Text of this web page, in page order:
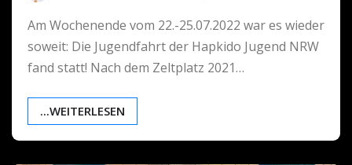
Am Wochenende vom 22.-25.07.2022 war es wieder
soweit: Die Jugendfahrt der Hapkido Jugend NRW
fand statt! Nach dem Zeltplatz 2021…
...WEITERLESEN